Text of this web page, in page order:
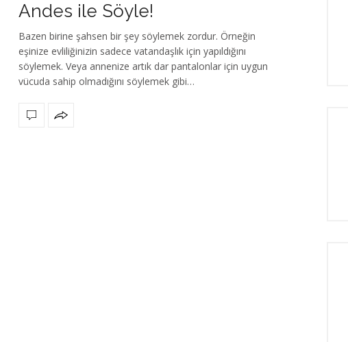
Andes ile Söyle!
Bazen birine şahsen bir şey söylemek zordur. Örneğin
eşinize evliliğinizin sadece vatandaşlık için yapıldığını
söylemek. Veya annenize artık dar pantalonlar için uygun
vücuda sahip olmadığını söylemek gibi…